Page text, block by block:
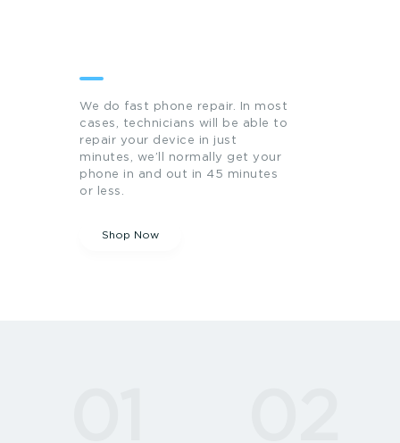
We do fast phone repair. In most
cases, technicians will be able to
repair your device in just
minutes, we’ll normally get your
phone in and out in 45 minutes
or less.
Shop Now